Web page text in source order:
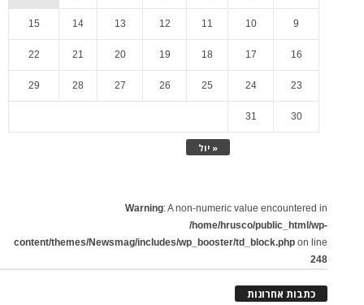
« יול
9
10
11
12
13
14
15
16
17
18
19
20
21
22
23
24
25
26
27
28
29
30
31
Warning: A non-numeric value encountered in
/home/hrusco/public_html/wp-
content/themes/Newsmag/includes/wp_booster/td_block.php on line
248
כתבות אחרונות